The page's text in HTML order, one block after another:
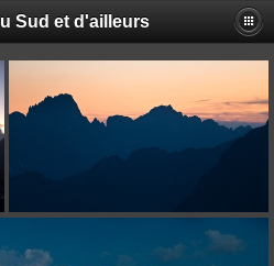
Sud et d'ailleurs